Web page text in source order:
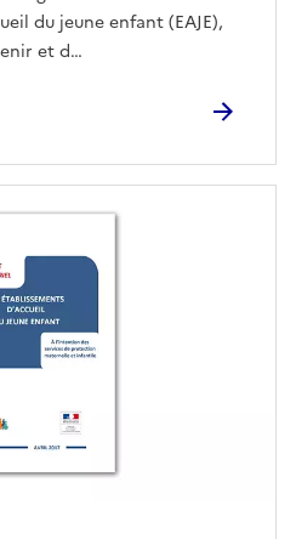
du jeune enfant (EAJE),
et d…